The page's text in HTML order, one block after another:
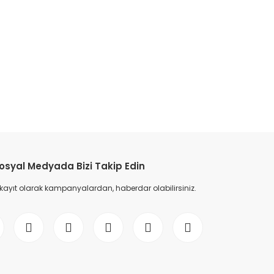
Medyada Bizi Takip Edin
olarak kampanyalardan, haberdar olabilirsiniz.